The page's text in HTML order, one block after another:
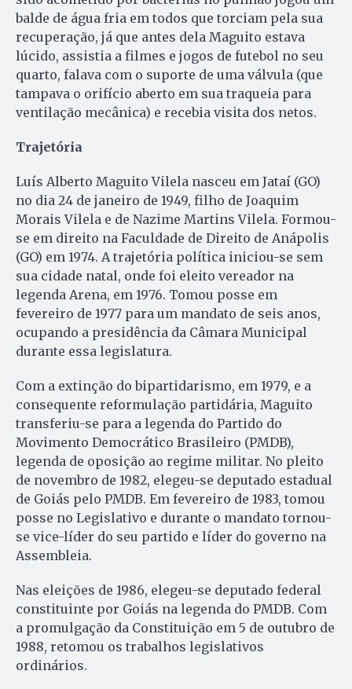
balde de água fria em todos que torciam pela sua
recuperação, já que antes dela Maguito estava
lúcido, assistia a filmes e jogos de futebol no seu
quarto, falava com o suporte de uma válvula (que
tampava o orifício aberto em sua traqueia para
ventilação mecânica) e recebia visita dos netos.
Trajetória
Luís Alberto Maguito Vilela nasceu em Jataí (GO)
no dia 24 de janeiro de 1949, filho de Joaquim
Morais Vilela e de Nazime Martins Vilela. Formou-
se em direito na Faculdade de Direito de Anápolis
(GO) em 1974. A trajetória política iniciou-se sem
sua cidade natal, onde foi eleito vereador na
legenda Arena, em 1976. Tomou posse em
fevereiro de 1977 para um mandato de seis anos,
ocupando a presidência da Câmara Municipal
durante essa legislatura.
Com a extinção do bipartidarismo, em 1979, e a
consequente reformulação partidária, Maguito
transferiu-se para a legenda do Partido do
Movimento Democrático Brasileiro (PMDB),
legenda de oposição ao regime militar. No pleito
de novembro de 1982, elegeu-se deputado estadual
de Goiás pelo PMDB. Em fevereiro de 1983, tomou
posse no Legislativo e durante o mandato tornou-
se vice-líder do seu partido e líder do governo na
Assembleia.
Nas eleições de 1986, elegeu-se deputado federal
constituinte por Goiás na legenda do PMDB. Com
a promulgação da Constituição em 5 de outubro de
1988, retomou os trabalhos legislativos
ordinários.